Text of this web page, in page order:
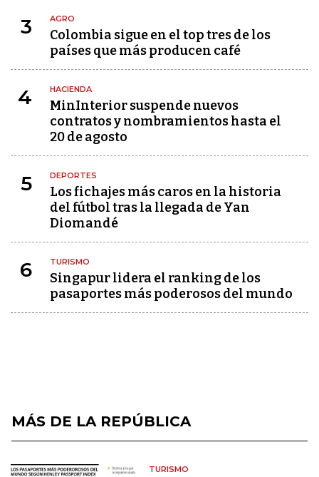
3 AGRO
Colombia sigue en el top tres de los
países que más producen café
4 HACIENDA
MinInterior suspende nuevos
contratos y nombramientos hasta el
20 de agosto
5 DEPORTES
Los fichajes más caros en la historia
del fútbol tras la llegada de Yan
Diomandé
6 TURISMO
Singapur lidera el ranking de los
pasaportes más poderosos del mundo
MÁS DE LA REPÚBLICA
TURISMO